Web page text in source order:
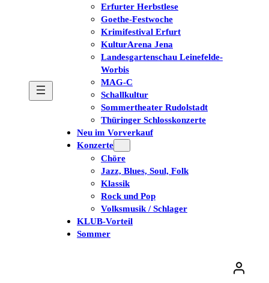
Erfurter Herbstlese
Goethe-Festwoche
Krimifestival Erfurt
KulturArena Jena
Landesgartenschau Leinefelde-
Worbis
MAG-C
Schallkultur
Sommertheater Rudolstadt
Thüringer Schlosskonzerte
Neu im Vorverkauf
Konzerte
Chöre
Jazz, Blues, Soul, Folk
Klassik
Rock und Pop
Volksmusik / Schlager
KLUB-Vorteil
Sommer